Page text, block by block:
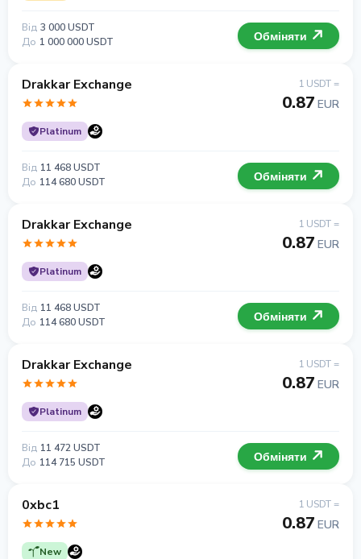
Від 3 000 USDT
До 1 000 000 USDT Обміняти
Drakkar Exchange
Platinum
1 USDT =
0.87 EUR
Від 11 468 USDT
До 114 680 USDT Обміняти
Drakkar Exchange
Platinum
1 USDT =
0.87 EUR
Від 11 468 USDT
До 114 680 USDT Обміняти
Drakkar Exchange
Platinum
1 USDT =
0.87 EUR
Від 11 472 USDT
До 114 715 USDT Обміняти
0xbc1
New
1 USDT =
0.87 EUR